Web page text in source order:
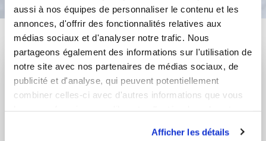
aussi à nos équipes de personnaliser le contenu et les
annonces, d'offrir des fonctionnalités relatives aux
médias sociaux et d'analyser notre trafic. Nous
partageons également des informations sur l'utilisation de
notre site avec nos partenaires de médias sociaux, de
publicité et d'analyse, qui peuvent potentiellement
combiner celles-ci avec d'autres informations que vous
Afficher les détails
Vous aimerez aussi ...